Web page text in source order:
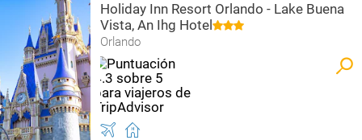
Holiday Inn Resort Orlando - Lake Buena
Vista, An Ihg Hotel
Orlando